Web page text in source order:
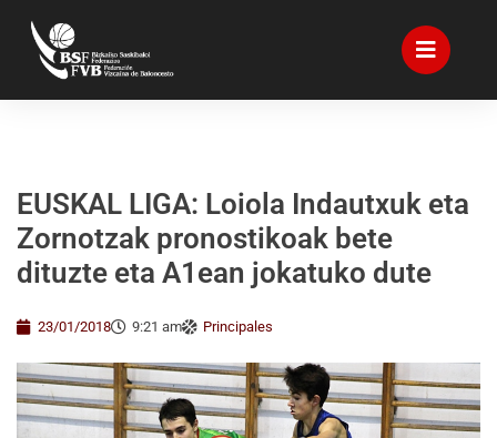
EUSKAL LIGA: Loiola Indautxuk eta
Zornotzak pronostikoak bete
dituzte eta A1ean jokatuko dute
23/01/2018 9:21 am Principales